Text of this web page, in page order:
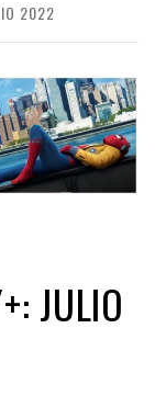
2022
JULIO